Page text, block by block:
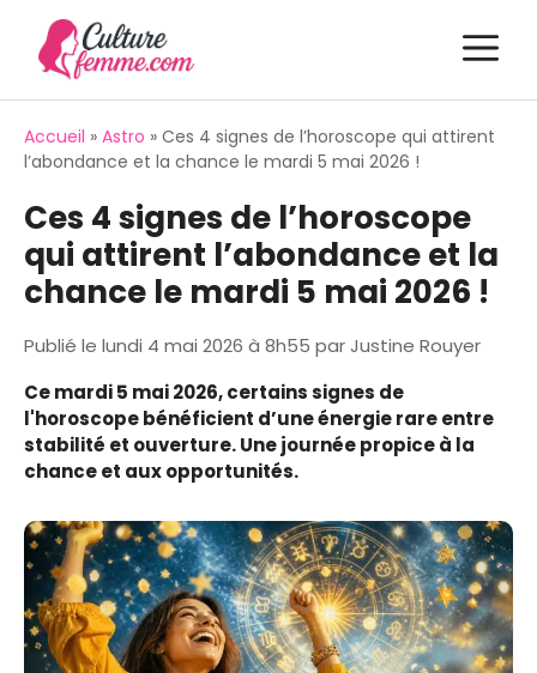
contenu
Accueil » Astro » Ces 4 signes de l’horoscope qui attirent
l’abondance et la chance le mardi 5 mai 2026 !
Ces 4 signes de l’horoscope
qui attirent l’abondance et la
chance le mardi 5 mai 2026 !
Publié le lundi 4 mai 2026 à 8h55 parJustine Rouyer
Ce mardi 5 mai 2026, certains signes de
l'horoscope bénéficient d’une énergie rare entre
stabilité et ouverture. Une journée propice à la
chance et aux opportunités.